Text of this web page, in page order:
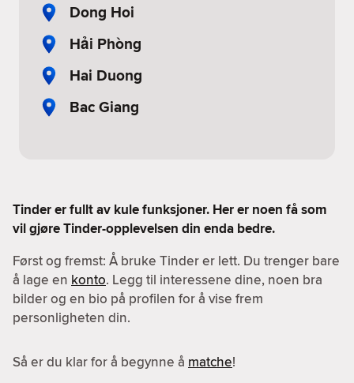
Dong Hoi
Hải Phòng
Hai Duong
Bac Giang
Tinder er fullt av kule funksjoner. Her er noen få som
vil gjøre Tinder-opplevelsen din enda bedre.
Først og fremst: Å bruke Tinder er lett. Du trenger bare
å lage en konto. Legg til interessene dine, noen bra
bilder og en bio på profilen for å vise frem
personligheten din.
Så er du klar for å begynne å matche!